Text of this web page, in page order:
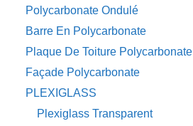
Polycarbonate Ondulé
Barre En Polycarbonate
Plaque De Toiture Polycarbonate
Façade Polycarbonate
PLEXIGLASS
Plexiglass Transparent